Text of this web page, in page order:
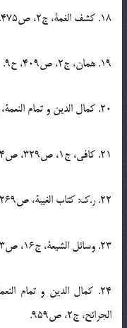
18. كشف الغمة، ج2، ص475.
19. همان، ج2، ص409، ح9.
20. كمال الدين و تمام النعمة، ج2، ص432، ح10.
21. كافي، ج1، ص329، ص514.
22. ر.ك: كتاب الغيبة، ص269، ح234.
23. وسائل الشيعة، ج16، ص243، ح21467.
الجرائح، ج2، ص959.